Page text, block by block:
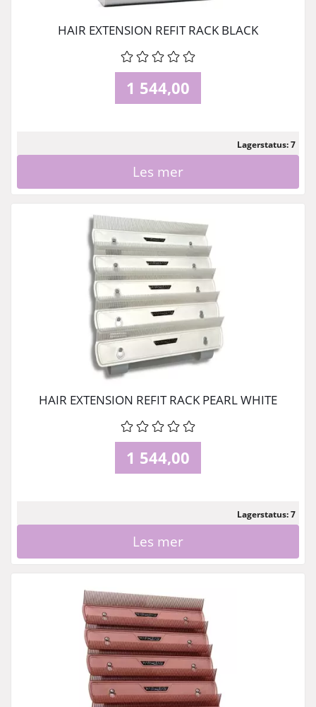
HAIR EXTENSION REFIT RACK BLACK
1 544,00
Lagerstatus: 7
Les mer
HAIR EXTENSION REFIT RACK PEARL WHITE
1 544,00
Lagerstatus: 7
Les mer